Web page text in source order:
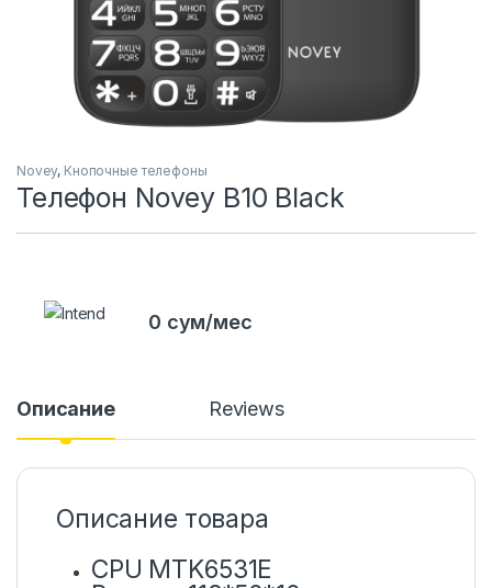
Novey, Кнопочные телефоны
Телефон Novey B10 Black
0 сум/мес
Описание Reviews
Описание товара
CPU MTK6531E